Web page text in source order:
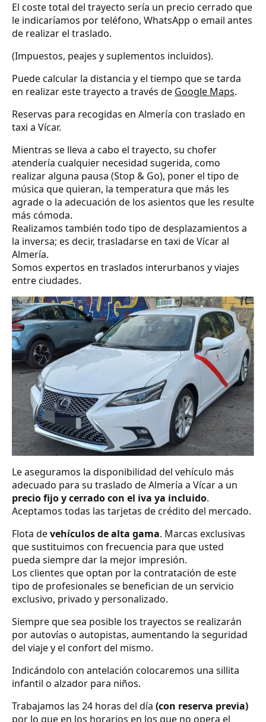
El coste total del trayecto sería un precio cerrado que
le indicaríamos por teléfono, WhatsApp o email antes
de realizar el traslado.
(Impuestos, peajes y suplementos incluidos).
Puede calcular la distancia y el tiempo que se tarda
en realizar este trayecto a través de Google Maps.
Reservas para recogidas en Almería con traslado en
taxi a Vícar.
Mientras se lleva a cabo el trayecto, su chofer
atendería cualquier necesidad sugerida, como
realizar alguna pausa (Stop & Go), poner el tipo de
música que quieran, la temperatura que más les
agrade o la adecuación de los asientos que les resulte
más cómoda.
Realizamos también todo tipo de desplazamientos a
la inversa; es decir, trasladarse en taxi de Vícar al
Almería.
Somos expertos en traslados interurbanos y viajes
entre ciudades.
Le aseguramos la disponibilidad del vehículo más
adecuado para su traslado de Almería a Vícar a un
precio fijo y cerrado con el iva ya incluido.
Aceptamos todas las tarjetas de crédito del mercado.
Flota devehículos de alta gama. Marcas exclusivas
que sustituimos con frecuencia para que usted
pueda siempre dar la mejor impresión.
Los clientes que optan por la contratación de este
tipo de profesionales se benefician de un servicio
exclusivo, privado y personalizado.
Siempre que sea posible los trayectos se realizarán
por autovías o autopistas, aumentando la seguridad
del viaje y el confort del mismo.
Indicándolo con antelación colocaremos una sillita
infantil o alzador para niños.
Trabajamos las 24 horas del día (con reserva previa)
por lo que en los horarios en los que no opera el